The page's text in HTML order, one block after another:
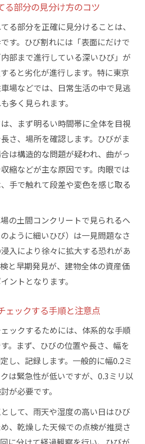
る部分の見分け方のコツ
る部分を正確に見分けることは、
す。ひび割れには「表面にだけで
部まで進行している深いひび」が
ると劣化が進行します。特に東京
場などでは、日常生活の中で見逃
多く見られます。
、まず明るい時間帯に全体を目視
さ、場所を確認します。ひびがま
は構造的な問題が疑われ、曲がっ
縮などが主な原因です。肉眼では
手で触れて段差や変色を感じ取る
の土間コンクリートで見られるヘ
ように細いひび）は一見問題なさ
入により徐々に拡大する恐れがあ
と早期発見が、建物全体の資産価
ントとなります。
ェックする手順と注意点
ックするためには、体系的な手順
。まず、ひびの位置や長さ、幅を
し、記録します。一般的に幅0.2ミ
は緊急性が低いですが、0.3ミリ以
が必要です。
して、雨天や湿度の高い日はひび
、乾燥した天候での点検が推奨さ